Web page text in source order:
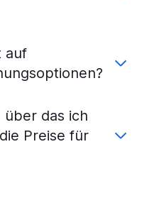
auf
über das ich
Preise für